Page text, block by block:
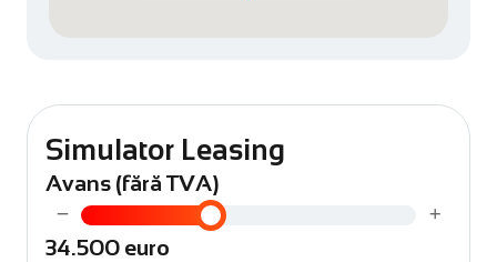
Simulator Leasing
Avans (fără TVA)
− +
34.500 euro